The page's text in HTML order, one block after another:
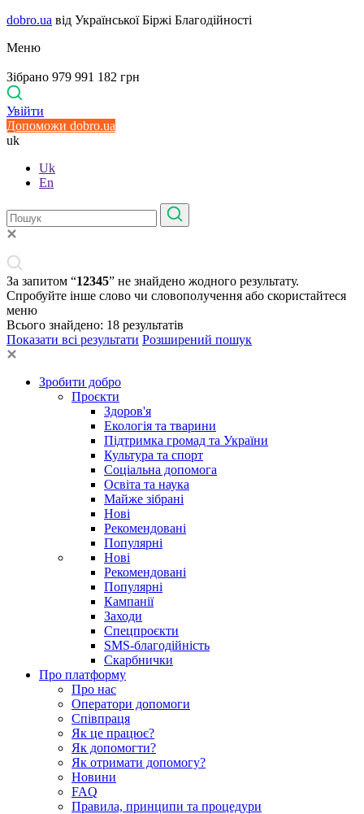
dobro.ua від Української Біржі Благодійності
Меню
Зібрано 979 991 182 грн
Увійти
Допоможи dobro.ua
uk
Uk
En
За запитом “12345” не знайдено жодного результату.
Спробуйте інше слово чи словополучення або скористайтеся
меню
Всього знайдено: 18 результатів
Показати всі результати Розширений пошук
Зробити добро
Проєкти
Здоров'я
Екологія та тварини
Підтримка громад та України
Культура та спорт
Соціальна допомога
Освіта та наука
Майже зібрані
Нові
Рекомендовані
Популярні
Нові
Рекомендовані
Популярні
Кампанії
Заходи
Спецпроєкти
SMS-благодійність
Скарбнички
Про платформу
Про нас
Оператори допомоги
Співпраця
Як це працює?
Як допомогти?
Як отримати допомогу?
Новини
FAQ
Правила, принципи та процедури